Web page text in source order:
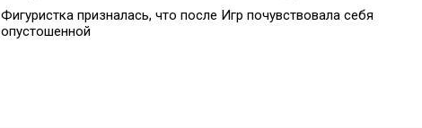
Фигуристка призналась, что после Игр почувствовала себя
опустошенной